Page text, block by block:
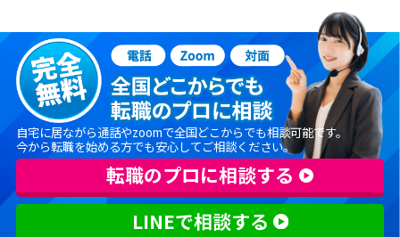
自宅に居ながら通話やzoomで全国どこからでも相談可能です。
今から転職を始める方でも安心してご相談ください。
転職のプロに相談する
LINEで相談する